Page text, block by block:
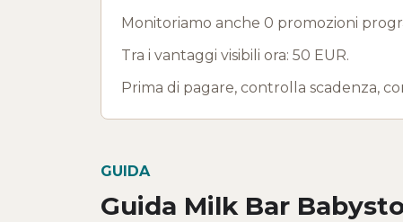
Monitoriamo anche 0 promozioni
Tra i vantaggi visibili ora: 50 EUR.
Prima di pagare, controlla scadenza,
GUIDA
Guida Milk Bar